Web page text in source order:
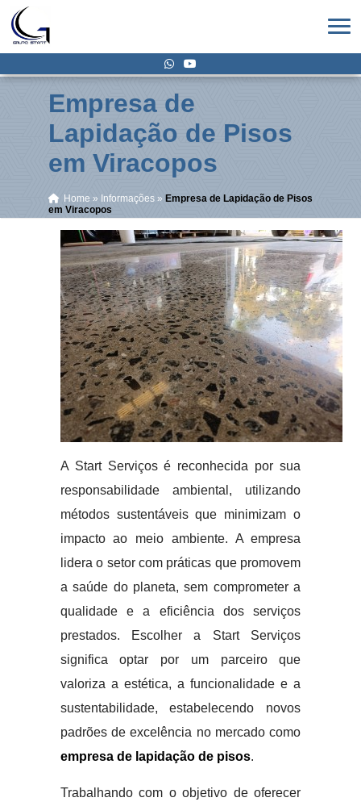
Empresa de
Lapidação de Pisos
em Viracopos
Home » Informações » Empresa de Lapidação de Pisos
em Viracopos
A Start Serviços é reconhecida por sua
responsabilidade ambiental, utilizando
métodos sustentáveis que minimizam o
impacto ao meio ambiente. A empresa
lidera o setor com práticas que promovem
a saúde do planeta, sem comprometer a
qualidade e a eficiência dos serviços
prestados. Escolher a Start Serviços
significa optar por um parceiro que
valoriza a estética, a funcionalidade e a
sustentabilidade, estabelecendo novos
padrões de excelência no mercado como
empresa de lapidação de pisos.
Trabalhando com o objetivo de oferecer